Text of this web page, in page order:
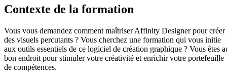
Contexte de la formation
Vous vous demandez comment maîtriser Affinity Designer pour créer
des visuels percutants ? Vous cherchez une formation qui vous initie
aux outils essentiels de ce logiciel de création graphique ? Vous êtes
bon endroit pour stimuler votre créativité et enrichir votre portefeuille
de compétences.